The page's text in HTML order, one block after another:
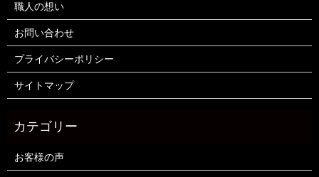
職人の想い
お問い合わせ
プライバシーポリシー
サイトマップ
お客様の声